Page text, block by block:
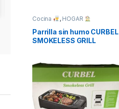
Cocina , HOGAR
Parrilla sin humo CURBEL
SMOKELESS GRILL